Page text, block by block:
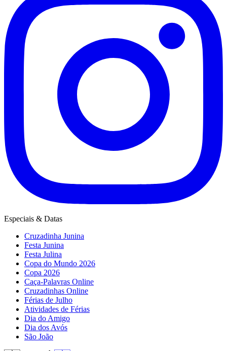
Especiais & Datas
Cruzadinha Junina
Festa Junina
Festa Julina
Copa do Mundo 2026
Copa 2026
Caça-Palavras Online
Cruzadinhas Online
Férias de Julho
Atividades de Férias
Dia do Amigo
Dia dos Avós
São João